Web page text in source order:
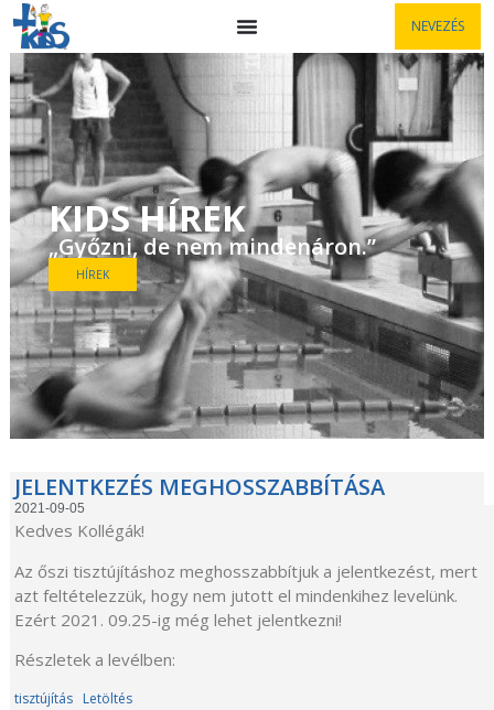
NEVEZÉS
KIDS HÍREK
„Győzni, de nem mindenáron.”
HÍREK
JELENTKEZÉS MEGHOSSZABBÍTÁSA
2021-09-05
Kedves Kollégák!
Az őszi tisztújításhoz meghosszabbítjuk a jelentkezést, mert
azt feltételezzük, hogy nem jutott el mindenkihez levelünk.
Ezért 2021. 09.25-ig még lehet jelentkezni!
Részletek a levélben:
tisztújítás Letöltés